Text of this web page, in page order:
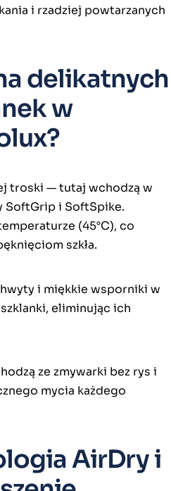
i rzadziej powtarzanych
delikatnych
w
troski — tutaj wchodzą w
SoftGrip i SoftSpike.
(45°C), co
szkła.
i miękkie wsporniki w
eliminując ich
ze zmywarki bez rys i
mycia każdego
AirDry i